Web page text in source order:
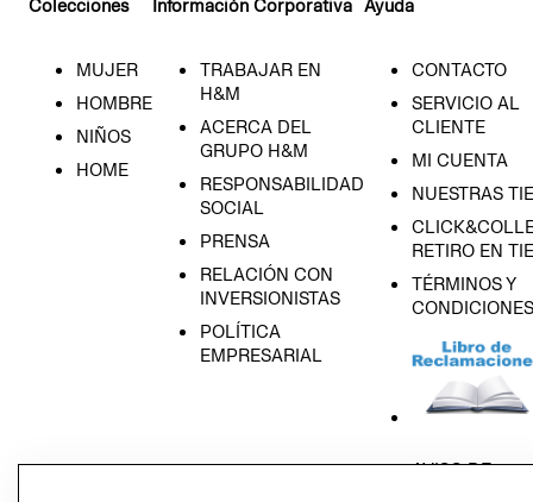
Colecciones
MUJER
HOMBRE
NIÑOS
HOME
Información Corporativa
TRABAJAR EN
H&M
ACERCA DEL
GRUPO H&M
RESPONSABILIDAD
SOCIAL
PRENSA
RELACIÓN CON
INVERSIONISTAS
POLÍTICA
EMPRESARIAL
Ayuda
CONTACTO
SERVICIO AL
CLIENTE
MI CUENTA
NUESTRAS
RETIRO EN
TÉRMINOS Y
CONDICIONES
AVISO DE